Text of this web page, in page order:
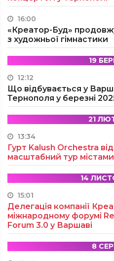
16:00
«Креатор-Буд»
з художньої гімнастики
19
12:12
Що відбувається у
Тернополя у березні
21
13:34
Гурт Kalush Orchestra
масштабний тур
14
15:01
Делегація компанії
міжнародному форумі
Forum 3.0 у Варшаві
8